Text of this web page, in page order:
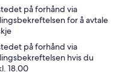
på forhånd via
for å avtale
på forhånd via
hvis du
18.00